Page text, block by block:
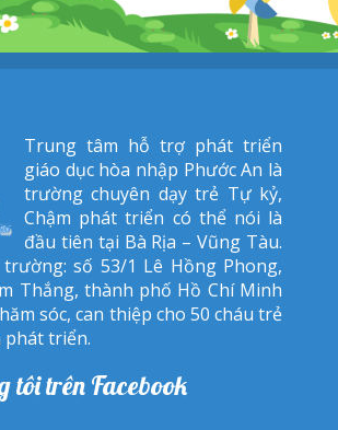
Trung tâm hỗ trợ phát triển
giáo dục hòa nhập Phước An là
trường chuyên dạy trẻ Tự kỷ,
Chậm phát triển có thể nói là
đầu tiên tại Bà Rịa – Vũng Tàu.
số 53/1 Lê Hồng Phong,
Thắng, thành phố Hồ Chí Minh
sóc, can thiệp cho 50 cháu trẻ
phát triển.
tôi trên Facebook